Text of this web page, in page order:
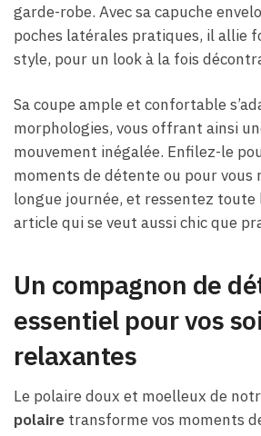
garde-robe. Avec sa capuche
poches latérales pratiques, il allie
style, pour un look à la fois
Sa coupe ample et confortable
morphologies, vous offrant ainsi
mouvement inégalée. Enfilez-le
moments de détente ou pour vous
longue journée, et ressentez toute
article qui se veut aussi chic que
Un compagnon de
essentiel pour vos
relaxantes
Le polaire doux et moelleux de
polaire transforme vos moments